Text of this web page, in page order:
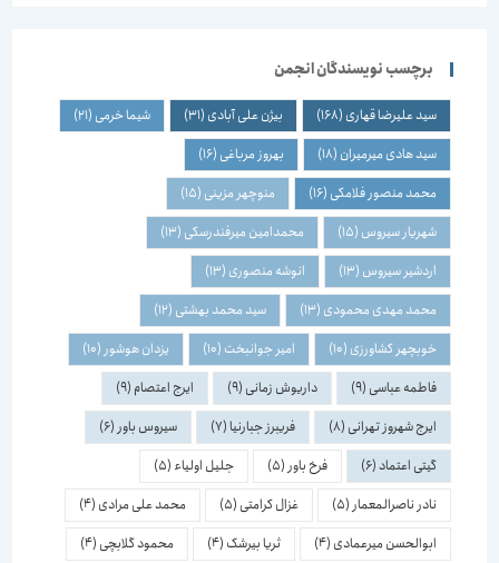
برچسب نویسندگان انجمن
سید علیرضا قهاری(168) بیژن علی آبادی(31) شیما خرمی(21)
سید هادی میرمیران(18) بهروز مرباغی(16)
محمد منصور فلامکی(16) منوچهر مزینی(15)
شهریار سیروس(15) محمدامین میرفندرسکی(13)
اردشیر سیروس(13) انوشه منصوری(13)
محمد مهدی محمودی(13) سید محمد بهشتی(12)
خوبچهر کشاورزی(10) امیر جوانبخت(10) یزدان هوشور(10)
فاطمه عباسی(9) داریوش زمانی(9) ایرج اعتصام(9)
ایرج شهروز تهرانی(8) فریبرز جبارنیا(7) سیروس باور (6)
گیتی اعتماد(6) فرخ باور (5) جلیل اولیاء(5)
نادر ناصرالمعمار(5) غزال کرامتی(5) محمد علی مرادی(4)
ابوالحسن میرعمادی(4) ثریا بیرشک(4) محمود گلابچی(4)